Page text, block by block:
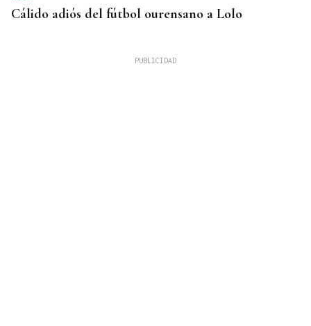
Cálido adiós del fútbol ourensano a Lolo